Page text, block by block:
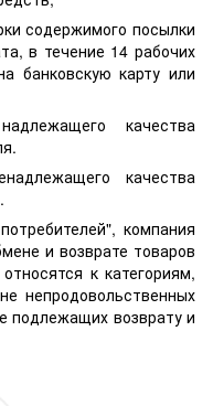
содержимого посылки
в течение 14 рабочих
банковскую карту или
качества
качества
компания
и возврате товаров
к категориям,
непродовольственных
подлежащих возврату и